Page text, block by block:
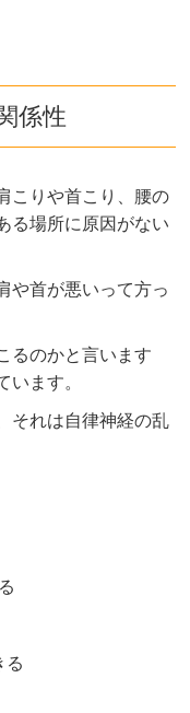
係性
こりや首こり、腰の
る場所に原因がない
や首が悪いって方っ
るのかと言います
います。
それは自律神経の乱
る